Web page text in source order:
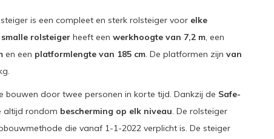
is een compleet en sterk rolsteiger voor elke
smalle rolsteigerheeft een werkhoogte van 7,2 m, een
en een platformlengte van 185 cm. De platformen zijn van
bouwen door twee personen in korte tijd. Dankzij de Safe-
altijd rondom bescherming op elk niveau. De rolsteiger
die vanaf 1-1-2022 verplicht is. De steiger